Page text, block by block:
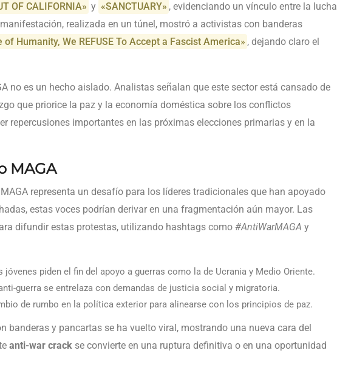
OF CALIFORNIA» y «SANCTUARY» , evidenciando un vínculo entre la lucha
realizada en un túnel, mostró a activistas con banderas
of Humanity, We REFUSE To Accept a Fascist America» , dejando claro el
no es un hecho aislado. Analistas señalan que este sector está cansado de
que priorice la paz y la economía doméstica sobre los conflictos
repercusiones importantes en las próximas elecciones primarias y en la
MAGA
representa un desafío para los líderes tradicionales que han apoyado
estas voces podrían derivar en una fragmentación aún mayor. Las
difundir estas protestas, utilizando hashtags como #AntiWarMAGA y
jóvenes piden el fin del apoyo a guerras como la de Ucrania y Medio Oriente.
guerra se entrelaza con demandas de justicia social y migratoria.
de rumbo en la política exterior para alinearse con los principios de paz.
banderas y pancartas se ha vuelto viral, mostrando una nueva cara del
anti-war crack se convierte en una ruptura definitiva o en una oportunidad